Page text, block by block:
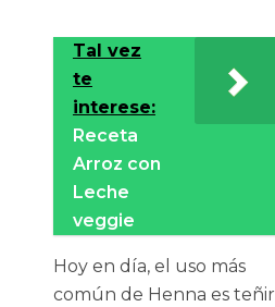
Tal vez
te
interese:
Receta
Arroz con
Leche
veggie
Hoy en día, el uso más
común de Henna es teñir